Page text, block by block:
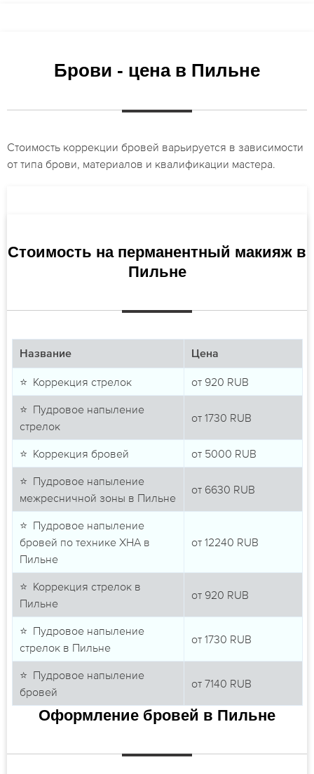
Брови - цена в Пильне
Стоимость коррекции бровей варьируется в зависимости
от типа брови, материалов и квалификации мастера.
Стоимость на перманентный макияж в
Пильне
Название Цена
⭐ Коррекция стрелок от 920 RUB
⭐ Пудровое напыление
стрелок
от 1730 RUB
⭐ Коррекция бровей от 5000 RUB
⭐ Пудровое напыление
межресничной зоны в Пильне
от 6630 RUB
⭐ Пудровое напыление
бровей по технике ХНА в
Пильне
от 12240 RUB
⭐ Коррекция стрелок в
Пильне
от 920 RUB
⭐ Пудровое напыление
стрелок в Пильне
от 1730 RUB
⭐ Пудровое напыление
бровей
от 7140 RUB
Оформление бровей в Пильне